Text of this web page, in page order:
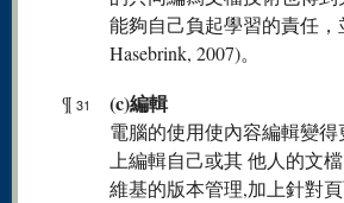
能夠自己負起學習的責任，
Hasebrink, 2007)。
¶ 31 (c)編輯
電腦的使用使內容編輯變
上編輯自己或其 他人的文
維基的版本管理,加上針對